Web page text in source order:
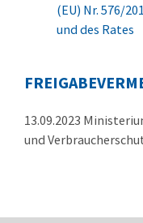
(EU) Nr. 576/
und des Rates
13.09.2023
und